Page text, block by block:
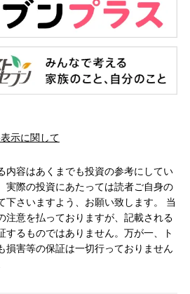
示に関して
内容はあくまでも投資の参考にしてい
実際の投資にあたっては読者ご自身の
下さいますよう、お願い致します。 当
注意を払っておりますが、記載される
するものではありません。万が一、ト
損害等の保証は一切行っておりません